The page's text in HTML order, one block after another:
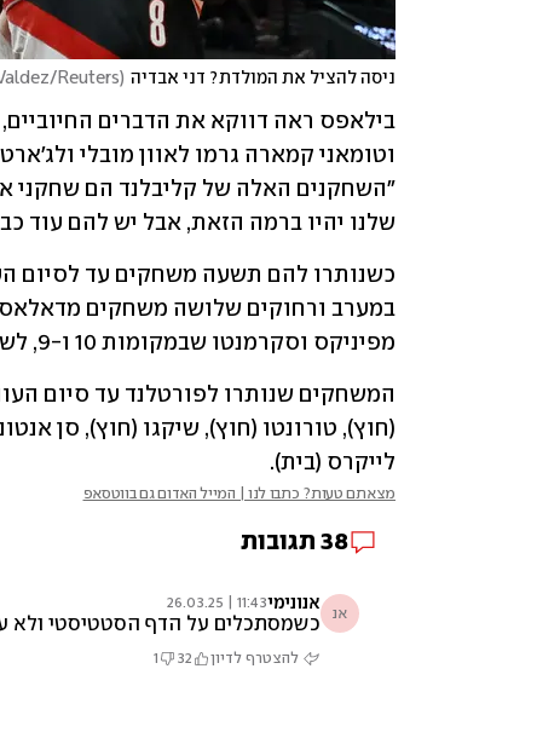
ניסה להציל את המולדת? דני אבדיה (
Reuters
שלנו יהיו ברמה הזאת, אבל יש להם עוד
מפיניקס וסקרמנטו שבמקומות 10 ו-9, לשתיהן מאזן 37:35.
לייקרס (בית).
מצאתם טעות? כתבו לנו | המייל האדום גם בווטסאפ
38 תגובות
אנ אנונימי11:43 | 26.03.25
כשמסתכלים על הדף הסטטיסטי ולא על המשחק. דני שיחק קבוצתי. ה 1 מ 6 זה בגלל 3 שלשות שהוא החטיא כשהוא הבין שזהו המשחק גמור ושארפ וסיימונס במוד של לזרוק כל כדור. לצערי ניסה
להצטרף לדיון 32
1